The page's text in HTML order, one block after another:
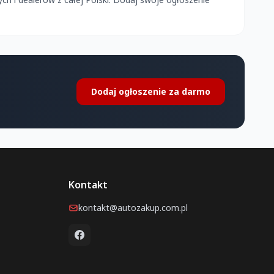
Dodaj ogłoszenie za darmo
Kontakt
kontakt@autozakup.com.pl